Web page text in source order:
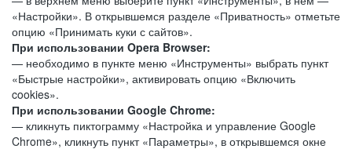
«Настройки». В открывшемся разделе «Приватность» отметьте
опцию «Принимать куки с сайтов».
При использовании Opera Browser:
— необходимо в пункте меню «Инструменты» выбрать пункт
«Быстрые настройки», активировать опцию «Включить
cookies».
При использовании Google Chrome:
— кликнуть пиктограмму «Настройка и управление Google
Chrome», кликнуть пункт «Параметры», в открывшемся окне